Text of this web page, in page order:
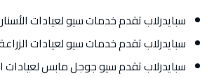
سبايدرلاب تقدم خدمات سيو لعيادات
سبايدرلاب تقدم خدمات سيو لعيادات
سبايدرلاب تقدم سيو جوجل مابس لعيادات